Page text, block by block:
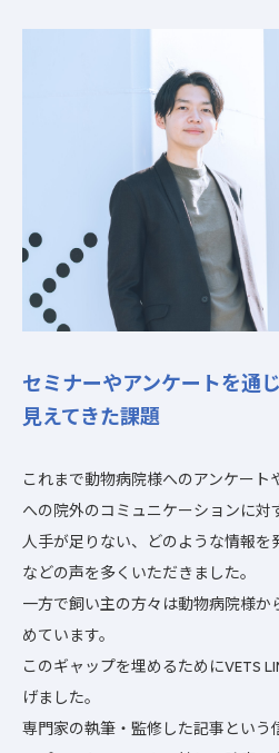
セミナーやアンケートを通
見えてきた課題
これまで動物病院様へのアンケート
への院外のコミュニケーションに対
人手が足りない、どのような情報を
などの声を多くいただきました。
一方で飼い主の方々は動物病院様か
めています。
このギャップを埋めるためにVETS
げました。
専門家の執筆・監修した記事という